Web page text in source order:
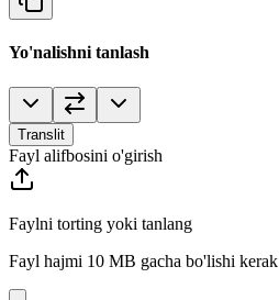
Yo'nalishni tanlash
Translit
Fayl alifbosini o'girish
Faylni torting yoki tanlang
Fayl hajmi 10 MB gacha bo'lishi kerak